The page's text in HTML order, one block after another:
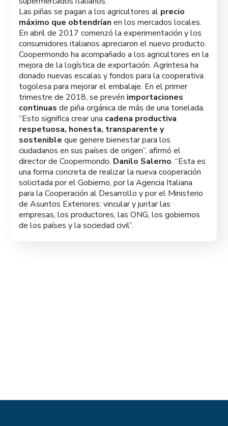
Las piñas se pagan a los agricultores al precio
máximo que obtendrían en los mercados locales.
En abril de 2017 comenzó la experimentación y los
consumidores italianos apreciaron el nuevo producto.
Coopermondo ha acompañado a los agricultores en la
mejora de la logística de exportación. Agrintesa ha
donado nuevas escalas y fondos para la cooperativa
togolesa para mejorar el embalaje. En el primer
trimestre de 2018, se prevén importaciones
continuas de piña orgánica de más de una tonelada.
“Esto significa crear una cadena productiva
respetuosa, honesta, transparente y
sostenible que genere bienestar para los
ciudadanos en sus países de origen”, afirmó el
director de Coopermondo, Danilo Salerno. “Esta es
una forma concreta de realizar la nueva cooperación
solicitada por el Gobierno, por la Agencia Italiana
para la Cooperación al Desarrollo y por el Ministerio
de Asuntos Exteriores: vincular y juntar las
empresas, los productores, las ONG, los gobiernos
de los países y la sociedad civil”.